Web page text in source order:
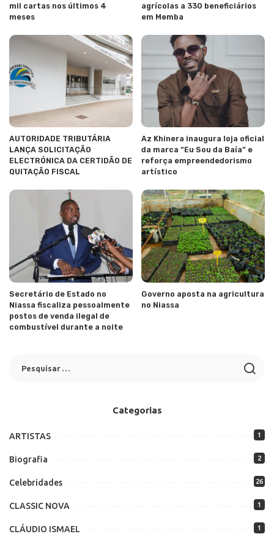
mil cartas nos últimos 4
meses
agrícolas a 330 beneficiários
em Memba
AUTORIDADE TRIBUTÁRIA
LANÇA SOLICITAÇÃO
ELECTRÓNICA DA CERTIDÃO DE
QUITAÇÃO FISCAL
Az Khinera inaugura loja oficial
da marca “Eu Sou da Baía” e
reforça empreendedorismo
artístico
Secretário de Estado no
Niassa fiscaliza pessoalmente
postos de venda ilegal de
combustível durante a noite
Governo aposta na agricultura
no Niassa
Categorias
ARTISTAS 1
Biografia 2
Celebridades 26
CLASSIC NOVA 1
CLÁUDIO ISMAEL 1